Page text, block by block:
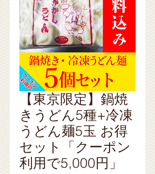
【東京限定】鍋焼
きうどん5種+冷凍
うどん麺5玉 お得
セット「クーポン
利用で5,000円」